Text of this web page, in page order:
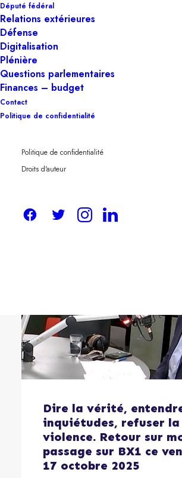
Député fédéral
Relations extérieures
Défense
Digitalisation
Plénière
Questions parlementaires
Finances – budget
Contact
Politique de confidentialité
Politique de confidentialité
Droits d'auteur
à l’ère de l’IA
Dire la vérité,
inquiétudes, refuser la
violence. Retour sur
passage sur BX1 ce
17 octobre 2025